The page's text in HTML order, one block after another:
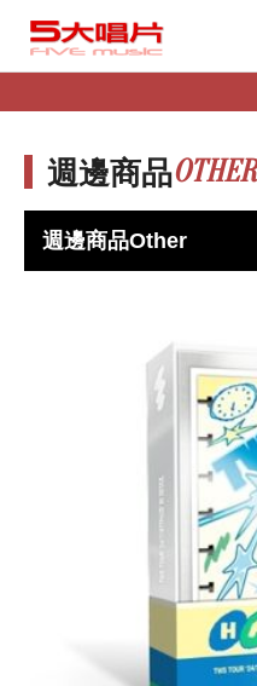
週邊商品OTHER
週邊商品Other